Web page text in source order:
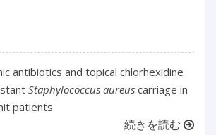
antibiotics and topical chlorhexidine
Staphylococcus aureus carriage in
patients
続きを読む